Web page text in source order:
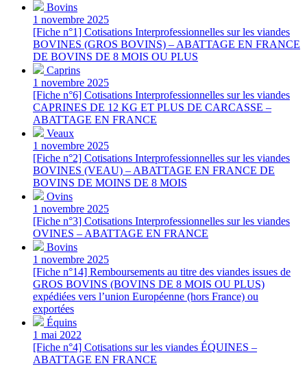
Bovins
1 novembre 2025
[Fiche n°1] Cotisations Interprofessionnelles sur les viandes
BOVINES (GROS BOVINS) – ABATTAGE EN FRANCE
DE BOVINS DE 8 MOIS OU PLUS
Caprins
1 novembre 2025
[Fiche n°6] Cotisations Interprofessionnelles sur les viandes
CAPRINES DE 12 KG ET PLUS DE CARCASSE –
ABATTAGE EN FRANCE
Veaux
1 novembre 2025
[Fiche n°2] Cotisations Interprofessionnelles sur les viandes
BOVINES (VEAU) – ABATTAGE EN FRANCE DE
BOVINS DE MOINS DE 8 MOIS
Ovins
1 novembre 2025
[Fiche n°3] Cotisations Interprofessionnelles sur les viandes
OVINES – ABATTAGE EN FRANCE
Bovins
1 novembre 2025
[Fiche n°14] Remboursements au titre des viandes issues de
GROS BOVINS (BOVINS DE 8 MOIS OU PLUS)
expédiées vers l’union Européenne (hors France) ou
exportées
Équins
1 mai 2022
[Fiche n°4] Cotisations sur les viandes ÉQUINES –
ABATTAGE EN FRANCE